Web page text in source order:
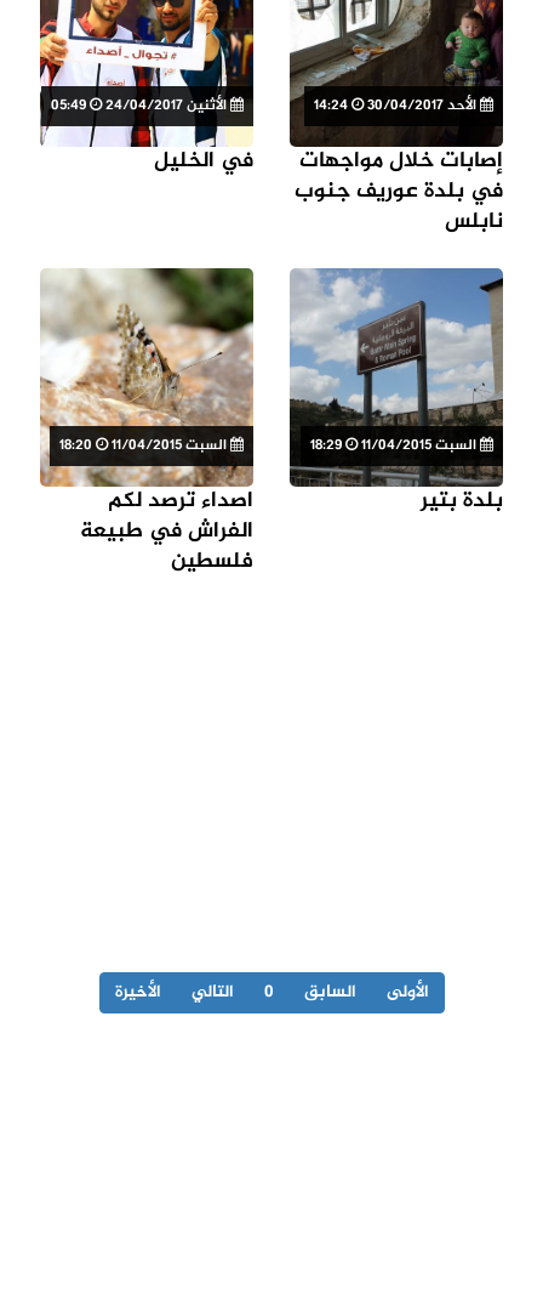
الأحد 30/04/2017
إصابات خلال مواجهات
في بلدة عوريف جنوب
نابلس
الأثنين 24/04/2017
في الخليل
السبت 11/04/2015
بلدة بتير
السبت 11/04/2015
اصداء ترصد لكم
الفراش في طبيعة
فلسطين
الأولى السابق 0 التالي الأخيرة